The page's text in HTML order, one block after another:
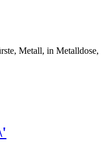
Metall, in Metalldose,